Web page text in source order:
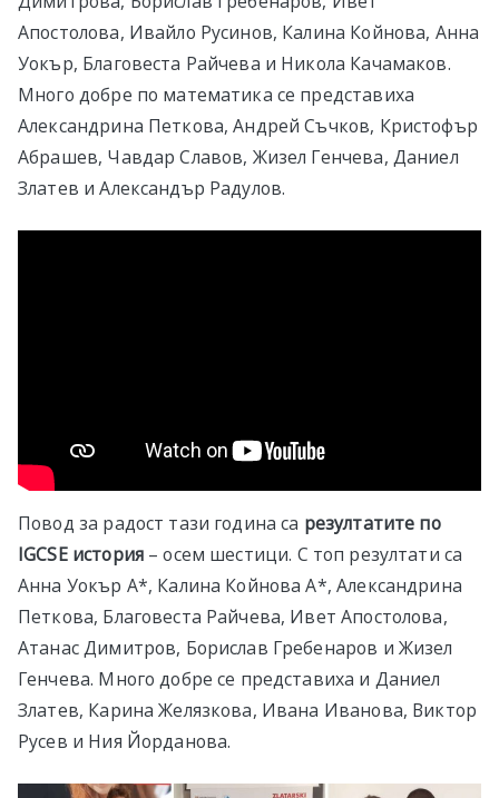
Апостолова, Ивайло Русинов, Калина Койнова, Анна
Уокър, Благовеста Райчева и Никола Качамаков.
Много добре по математика се представиха
Александрина Петкова, Андрей Съчков, Кристофър
Абрашев, Чавдар Славов, Жизел Генчева, Даниел
Златев и Александър Радулов.
Повод за радост тази година са резултатите по
IGCSE история– осем шестици. С топ резултати са
Анна Уокър А*, Калина Койнова А*, Александрина
Петкова, Благовеста Райчева, Ивет Апостолова,
Атанас Димитров, Борислав Гребенаров и Жизел
Генчева. Много добре се представиха и Даниел
Златев, Карина Желязкова, Ивана Иванова, Виктор
Русев и Ния Йорданова.